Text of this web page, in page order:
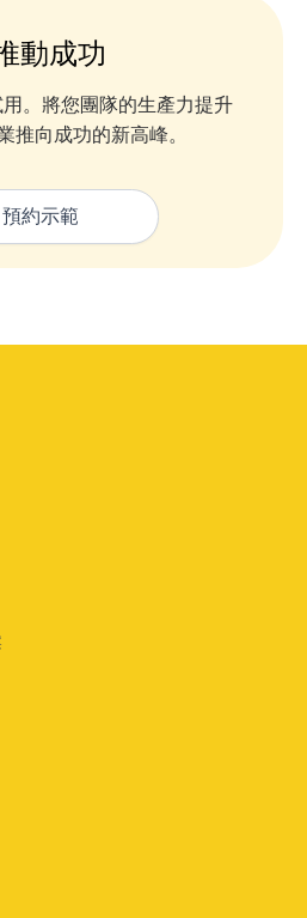
動成功
。將您團隊的生產力提升
推向成功的新高峰。
預約示範